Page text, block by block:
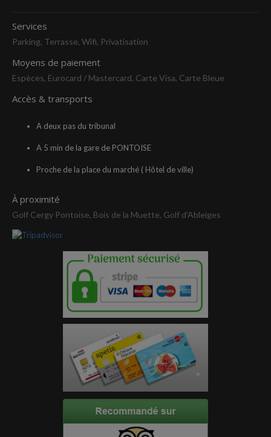
Services
Parking, Terrasse, Wifi, Privatisation
Moyens de paiement
Espèces, Eurocard / Mastercard, Carte Visa, Carte Bleue
Accès & transports
A deux pas du tribunal
A 5 min de la gare de PONTOISE
Proche de la place du marché ( Hôtel de ville)
À proximité
Golf Cergy Pontoise, Bois de la Muette, Golf d'Ableiges